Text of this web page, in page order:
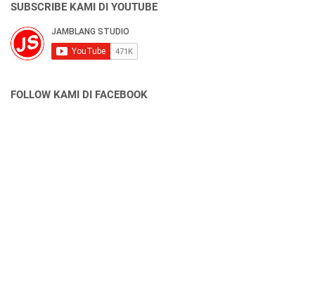
SUBSCRIBE KAMI DI YOUTUBE
FOLLOW KAMI DI FACEBOOK